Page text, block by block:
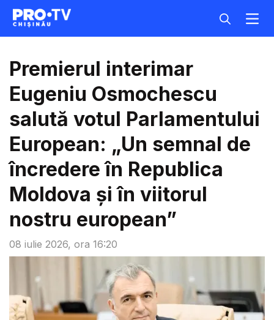
08 iulie 2026, ora 16:20
Premierul interimar
Eugeniu Osmochescu
salută votul Parlamentului
European: „Un semnal de
încredere în Republica
Moldova și în viitorul
nostru european”